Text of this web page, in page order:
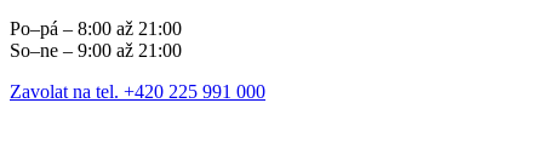
Po–pá – 8:00 až 21:00
So–ne – 9:00 až 21:00
Zavolat na tel. +420 225 991 000